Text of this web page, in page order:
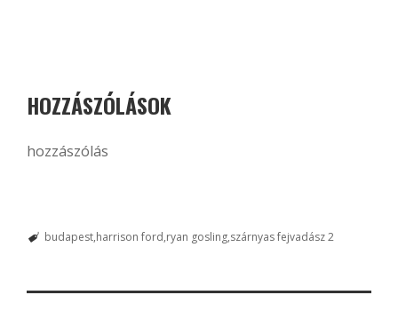
HOZZÁSZÓLÁSOK
hozzászólás
budapest harrison ford ryan gosling szárnyas fejvadász 2